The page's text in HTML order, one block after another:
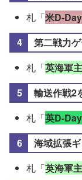
札「米D-
第二戦力
札「英海軍
輸送作戦2
札「英D-
海域拡張
札「英海軍